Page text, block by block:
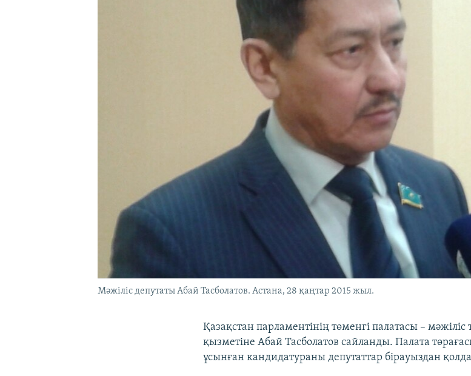
Мәжіліс депутаты Абай Тасболатов. Астана, 28 қаңтар 2015 жыл.
Қазақстан парламентінің төменгі палатасы –
қызметіне Абай Тасболатов сайланды. Палата
ұсынған кандидатураны депутаттар бірауыздан